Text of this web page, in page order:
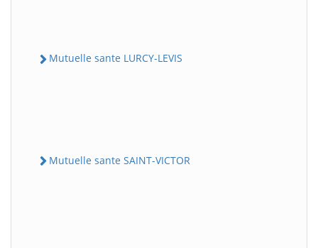
Mutuelle sante LURCY-LEVIS
Mutuelle sante SAINT-VICTOR